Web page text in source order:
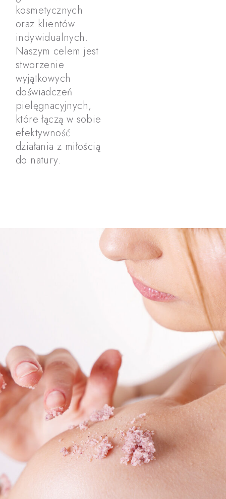
kosmetycznych
oraz klientów
indywidualnych.
Naszym celem jest
stworzenie
wyjątkowych
doświadczeń
pielęgnacyjnych,
które łączą w sobie
efektywność
działania z miłością
do natury.